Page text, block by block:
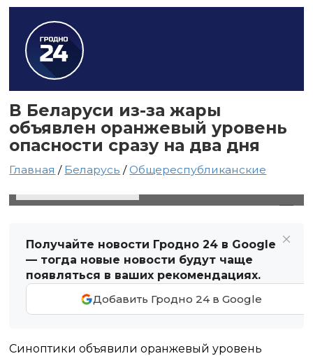
В Беларуси из-за жары
объявлен оранжевый уровень
опасности сразу на два дня
Главная / Беларусь /Общереспубликанские
Получайте новости Гродно 24 в Google
— тогда новые новости будут чаще
появляться в ваших рекомендациях.
Добавить Гродно 24 в Google
Синоптики объявили оранжевый уровень